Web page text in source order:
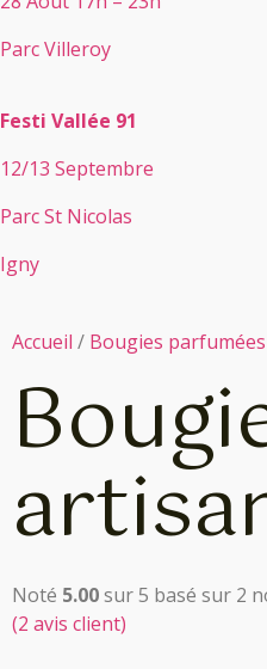
Parc Villeroy
Festi Vallée 91
12/13 Septembre
Parc St Nicolas
Igny
Accueil / Bougies parfumées
Noté 5.00sur 5 basé sur 2
(2 avis client)